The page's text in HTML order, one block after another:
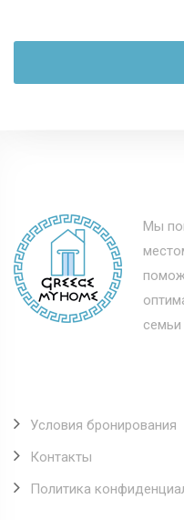
Мы
Условия бронирования
Контакты
Политика